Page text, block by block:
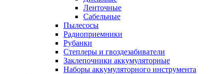
Ленточные
Сабельные
Пылесосы
Радиоприемники
Рубанки
Степлеры и гвоздезабиватели
Заклепочники аккумуляторные
Наборы аккумуляторного инструмента